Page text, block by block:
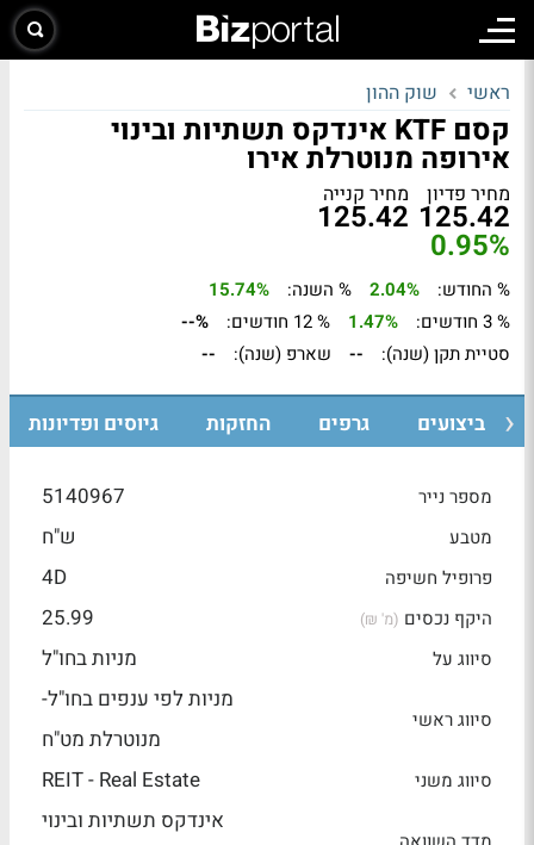
ראשי שוק ההון
קסם KTF אינדקס תשתיות ובינוי
אירופה מנוטרלת אירו
מחיר פדיון
125.42
מחיר קנייה
125.42
0.95%
% החודש: 2.04% % השנה:
15.74%
% 3 חודשים:
1.47% % 12 חודשים:
--%
סטיית תקן (שנה):
-- שארפ (שנה): --
ביצועים גרפים החזקות גיוסים ופדיונות
מספר נייר 5140967
מטבע ש"ח
פרופיל חשיפה 4D
היקף נכסים (מ' ₪) 25.99
סיווג על מניות בחו"ל
סיווג ראשי
מניות לפי ענפים בחו"ל-
מנוטרלת מט"ח
סיווג משני REIT - Real Estate
אינדקס תשתיות ובינוי